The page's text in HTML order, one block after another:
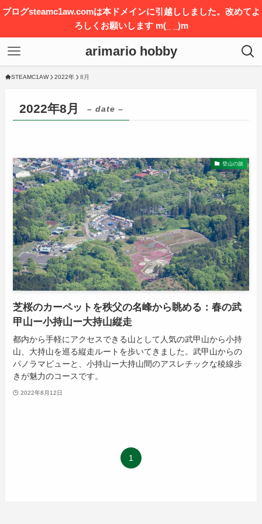
ブログsteamc1aw.comは本ドメインに引越ししました。改めてよ
ろしくお願いします m(_ _)m
arimario hobby
STEAMC1AW 2022年 8月
2022年8月 – date –
登山の旅
芝桜のカーペットを秩父の名峰から眺める：春の武
甲山ー小持山ー大持山縦走
都内から手軽にアクセスできる山として人気の武甲山から小持
山、大持山を巡る縦走ルートを歩いてきました。武甲山からの
パノラマビューと、小持山ー大持山間のアスレチックな稜線歩
きが魅力のコースです。
2022年8月12日
1